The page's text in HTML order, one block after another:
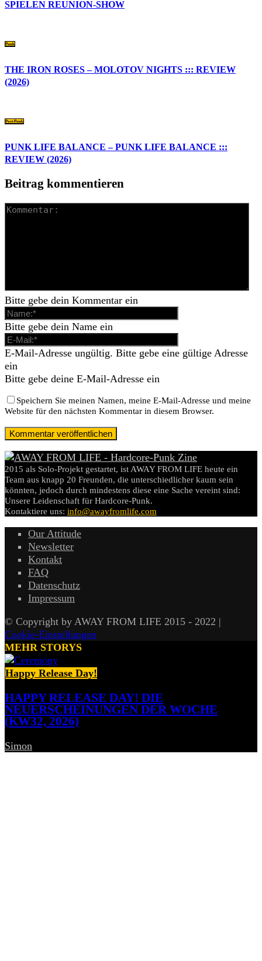
SPIELEN REUNION-SHOW
Punk
THE IRON ROSES – MOLOTOV NIGHTS ::: REVIEW
(2026)
Post-Punk
PUNK LIFE BALANCE – PUNK LIFE BALANCE :::
REVIEW (2026)
Beitrag kommentieren
Bitte gebe dein Kommentar ein
Bitte gebe dein Name ein
E-Mail-Adresse ungültig. Bitte gebe eine gültige Adresse
ein
Bitte gebe deine E-Mail-Adresse ein
Speichern Sie meinen Namen, meine E-Mail-Adresse und meine
Website für den nächsten Kommentar in diesem Browser.
2015 als Solo-Projekt gestartet, ist AWAY FROM LIFE heute ein
Team aus knapp 20 Freunden, die unterschiedlicher kaum sein
könnten, jedoch durch mindestens diese eine Sache vereint sind:
Unsere Leidenschaft für Hardcore-Punk.
Kontaktiere uns: info@awayfromlife.com
Our Attitude
Newsletter
Kontakt
FAQ
Datenschutz
Impressum
© Copyright by AWAY FROM LIFE 2015 - 2022 |
Cookie-Einstellungen
MEHR STORYS
Happy Release Day!
HAPPY RELEASE DAY! DIE
NEUERSCHEINUNGEN DER WOCHE
(KW32, 2026)
Simon